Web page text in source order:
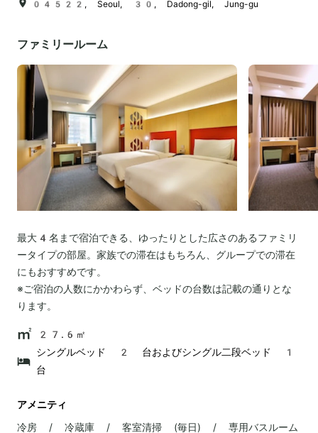
04522, Seoul, 30, Dadong-gil, Jung-gu
ファミリールーム
最大4名まで宿泊できる、ゆったりとした広さのあるファミリ
ータイプの部屋。家族での滞在はもちろん、グループでの滞在
にもおすすめです。
※ご宿泊の人数にかかわらず、ベッドの台数は記載の通りとな
ります。
27.6㎡
シングルベッド 2 台およびシングル二段ベッド 1
台
アメニティ
冷房 / 冷蔵庫 / 客室清掃 (毎日) / 専用バスルーム